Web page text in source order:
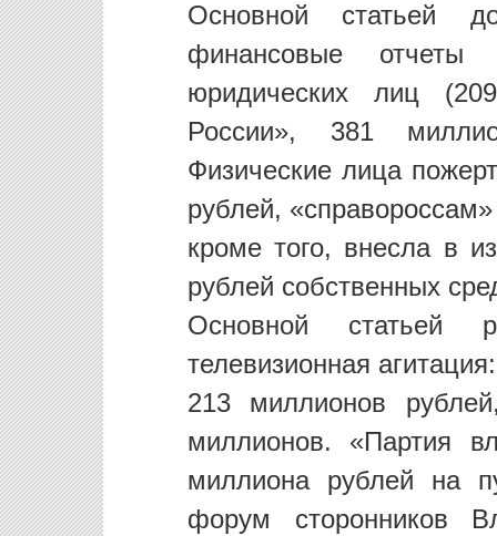
Основной статьей
финансовые
юридических лиц
России», 381
Физические лица
рублей,
кроме того, внесла в
рублей собственных
Основной статьей
телевизионная
213 миллионов
миллионов. «Партия
миллиона рублей на
форум сторонников